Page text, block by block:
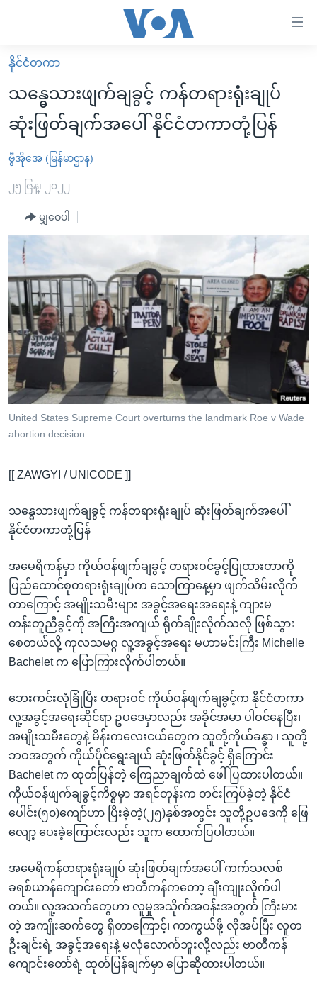
လွယ်ကူ
စေ
သည့်
Link
များ
ပင်မ
ကျော်
ကြည့်
ရန်
ပင်မ
အ
ညွန်း
စာမျက်နှာ
သို့
ကျော်
ကြည့်
ရန်
ရန်
သို့
ကျော်
မူလစာမျက်နှာ
မြန်မာ
ကမ္ဘာ့သတင်းများ
နိုင်ငံတကာ
အမေရိကန်
အစ္စရေး-ပါလက်စတိုင်း
ဗွီဒီယို
သတင်းလွတ်လပ်ခွင့်
အင်္ဂလိပ်စာလေ့လာမယ်
အမေရိကန်သုံးအီဒီယံ
မကြေးမုံရဲ့ အင်္ဂလိပ်စာ
ရုပ်ရှင်ထဲက အင်္ဂလိပ်စာ
သုတပဒေသာ အင်္ဂလိပ်စာ
အပတ်စဉ်ကဏ္ဍများ
ရေဒီယို
တီဗွီ
ရေဒီယိုနှင့်ရုပ်သံ အချက်အလက်များ
ရေဒီယို/တီဗွီအစီအစဉ်
Learning English
ဗွီအိုအေ လူမှုကွန်ယက်များ
နိုင်ငံတကာ
သန္ဓေသားဖျက်ချခွင့် ကန်တရားရုံးချုပ်
ဆုံးဖြတ်ချက်အပေါ် နိုင်ငံတကာတုံ့ပြန်
ဗွီအိုအေ (မြန်မာဌာန)
၂၅ ဇြန္၊ ၂၀၂၂
မျှဝေပါ
United States Supreme Court overturns the landmark Roe v Wade
abortion decision
[[ ZAWGYI / UNICODE ]]
သန္ဓေသားဖျက်ချခွင့် ကန်တရားရုံးချုပ် ဆုံးဖြတ်ချက်အပေါ်
နိုင်ငံတကာတုံ့ပြန်
အမေရိကန်မှာ ကိုယ်ဝန်ဖျက်ချခွင့် တရားဝင်ခွင့်ပြုထားတာကို
ပြည်ထောင်စုတရားရုံးချုပ်က သောကြာနေ့မှာ ဖျက်သိမ်းလိုက်
တာကြောင့် အမျိုးသမီးများ အခွင့်အရေးအရေးနဲ့ ကျားမ
တန်းတူညီခွင့်ကို အကြီးအကျယ် ရိုက်ချိုးလိုက်သလို ဖြစ်သွား
စေတယ်လို့ ကုလသမဂ္ဂ လူ့အခွင့်အရေး မဟာမင်းကြီး Michelle
Bachelet က ပြောကြားလိုက်ပါတယ်။
ဘေးကင်းလုံခြုံပြီး တရားဝင် ကိုယ်ဝန်ဖျက်ချခွင့်က နိုင်ငံတကာ
လူ့အခွင့်အရေးဆိုင်ရာ ဥပဒေမှာလည်း အခိုင်အမာ ပါဝင်နေပြီး၊
အမျိုးသမီးတွေနဲ့ မိန်းကလေးငယ်တွေက သူတို့ကိုယ်ခန္ဓာ ၊ သူတို့
ဘဝအတွက် ကိုယ်ပိုင်ရွေးချယ် ဆုံးဖြတ်နိုင်ခွင့် ရှိကြောင်း
Bachelet က ထုတ်ပြန်တဲ့ ကြေညာချက်ထဲ ဖေါ်ပြထားပါတယ်။
ကိုယ်ဝန်ဖျက်ချခွင့်ကိစ္စမှာ အရင်တုန်းက တင်းကြပ်ခဲ့တဲ့ နိုင်ငံ
ပေါင်း(၅၀)ကျော်ဟာ ပြီးခဲ့တဲ့(၂၅)နှစ်အတွင်း သူတို့ဥပဒေကို ဖြေ
လျော့ ပေးခဲ့ကြောင်းလည်း သူက ထောက်ပြပါတယ်။
အမေရိကန်တရားရုံးချုပ် ဆုံးဖြတ်ချက်အပေါ် ကက်သလစ်
ခရစ်ယာန်ကျောင်းတော် ဗာတီကန်ကတော့ ချီးကျုးလိုက်ပါ
တယ်။ လူ့အသက်တွေဟာ လူမှုအသိုက်အဝန်းအတွက် ကြီးမား
တဲ့ အကျိုးဆက်တွေ ရှိတာကြောင့်၊ ကာကွယ်ဖို့ လိုအပ်ပြီး လူတ
ဦးချင်းရဲ့ အခွင့်အရေးနဲ့ မလုံလောက်ဘူးလို့လည်း ဗာတီကန်
ကျောင်းတော်ရဲ့ ထုတ်ပြန်ချက်မှာ ပြောဆိုထားပါတယ်။